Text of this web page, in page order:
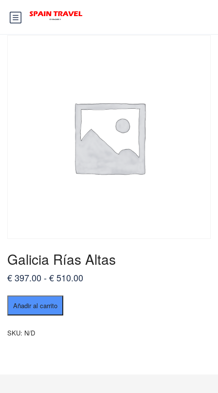
Galicia Rías Altas
€397.00 -€510.00
Galicia
Rías
Altas
Añadir al carrito
SKU: N/D